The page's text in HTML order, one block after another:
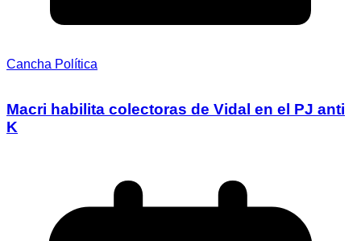
Cancha Política
Macri habilita colectoras de Vidal en el PJ anti
K